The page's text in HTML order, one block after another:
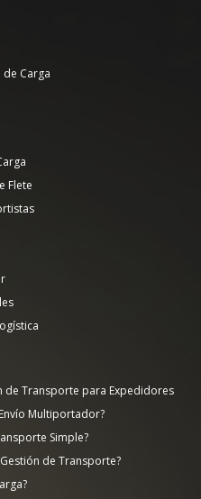
Carga
Flete
de Transporte para Expedidores
Multiportador?
Simple?
de Transporte?